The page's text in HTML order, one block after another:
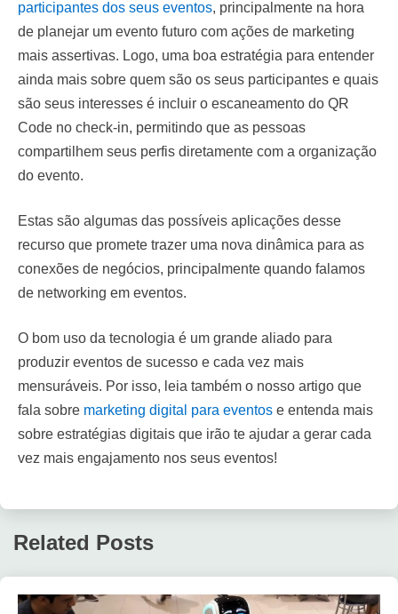
participantes dos seus eventos, principalmente na hora
de planejar um evento futuro com ações de marketing
mais assertivas. Logo, uma boa estratégia para entender
ainda mais sobre quem são os seus participantes e quais
são seus interesses é incluir o escaneamento do QR
Code no check-in, permitindo que as pessoas
compartilhem seus perfis diretamente com a organização
do evento.
Estas são algumas das possíveis aplicações desse
recurso que promete trazer uma nova dinâmica para as
conexões de negócios, principalmente quando falamos
de networking em eventos.
O bom uso da tecnologia é um grande aliado para
produzir eventos de sucesso e cada vez mais
mensuráveis. Por isso, leia também o nosso artigo que
fala sobre marketing digital para eventos e entenda mais
sobre estratégias digitais que irão te ajudar a gerar cada
vez mais engajamento nos seus eventos!
Related Posts